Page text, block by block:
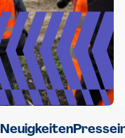
Neuigkeiten